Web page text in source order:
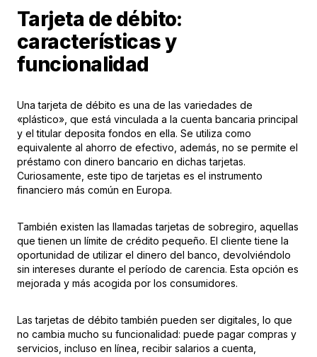
Tarjeta de débito:
características y
funcionalidad
Una tarjeta de débito es una de las variedades de
«plástico», que está vinculada a la cuenta bancaria principal
y el titular deposita fondos en ella. Se utiliza como
equivalente al ahorro de efectivo, además, no se permite el
préstamo con dinero bancario en dichas tarjetas.
Curiosamente, este tipo de tarjetas es el instrumento
financiero más común en Europa.
También existen las llamadas tarjetas de sobregiro, aquellas
que tienen un límite de crédito pequeño. El cliente tiene la
oportunidad de utilizar el dinero del banco, devolviéndolo
sin intereses durante el período de carencia. Esta opción es
mejorada y más acogida por los consumidores.
Las tarjetas de débito también pueden ser digitales, lo que
no cambia mucho su funcionalidad: puede pagar compras y
servicios, incluso en línea, recibir salarios a cuenta,